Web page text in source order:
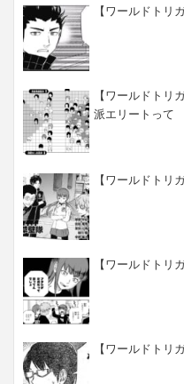
【ワールドトリ
【ワールドトリ
派エリートって
【ワールドトリ
【ワールドトリ
【ワールドトリ